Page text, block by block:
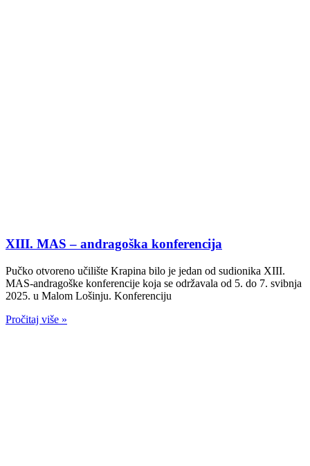
XIII. MAS – andragoška konferencija
Pučko otvoreno učilište Krapina bilo je jedan od sudionika XIII.
MAS-andragoške konferencije koja se održavala od 5. do 7. svibnja
2025. u Malom Lošinju. Konferenciju
Pročitaj više »